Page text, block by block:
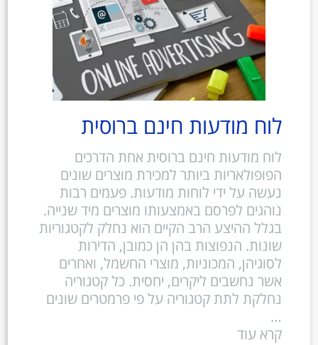
לוח מודעות חינם ברוסית
לוח מודעות חינם ברוסית אחת הדרכים
הפופולאריות ביותר למכירת מוצרים שונים
נעשה על ידי לוחות מודעות. פעמים רבות
נוהגים לפרסם באמצעותו מוצרים מיד שנייה.
בגלל ההיצע הרב הקיים הוא נחלק לקטגוריות
שונות. הנפוצות בהן הן כמובן, הדירות
לסוגיהן, המכוניות, מוצרי החשמל, ואחרים
אשר נחשבים ליקרים, יחסית. כל קטגוריה
נחלקת לתת קטגוריה על פי פרמטרים שונים
…
קרא עוד